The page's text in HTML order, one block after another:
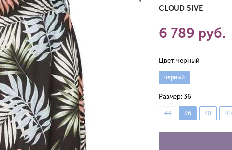
CLOUD 5IVE
6 789 руб.
Цвет: черный
черный
Размер: 36
34 36 38 40